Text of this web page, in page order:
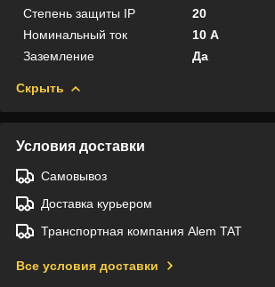
Степень защиты IP
20
Номинальный ток
10 А
Заземление
Да
Скрыть
Условия доставки
Самовывоз
Доставка курьером
Транспортная компания Alem TAT
Все условия доставки